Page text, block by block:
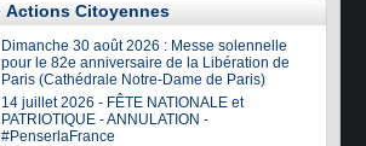
Actions Citoyennes
Dimanche 30 août 2026 : Messe solennelle
pour le 82e anniversaire de la Libération de
Paris (Cathédrale Notre-Dame de Paris)
14 juillet 2026 - FÊTE NATIONALE et
PATRIOTIQUE - ANNULATION -
#PenserlaFrance